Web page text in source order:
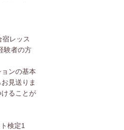
レッス
験者の方
ンの基本
見送りま
ることが
検定1